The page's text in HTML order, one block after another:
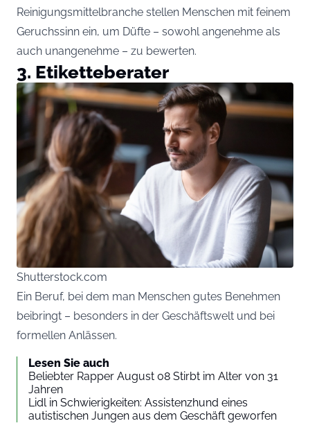
Reinigungsmittelbranche stellen Menschen mit feinem
Geruchssinn ein, um Düfte – sowohl angenehme als
auch unangenehme – zu bewerten.
3. Etiketteberater
Shutterstock.com
Ein Beruf, bei dem man Menschen gutes Benehmen
beibringt – besonders in der Geschäftswelt und bei
formellen Anlässen.
Lesen Sie auch
Beliebter Rapper August 08 Stirbt im Alter von 31
Jahren
Lidl in Schwierigkeiten: Assistenzhund eines
autistischen Jungen aus dem Geschäft geworfen